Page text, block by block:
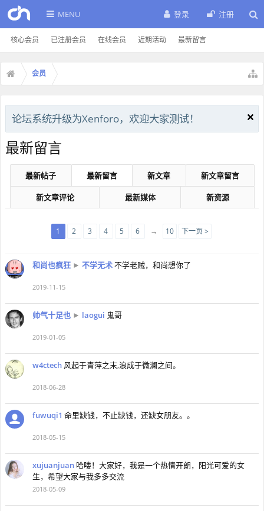
MENU
核心会员 已注册会员 在线会员 近期活动 最新留言
登录 注册
会员
论坛系统升级为Xenforo，欢迎大家测试！
最新留言
最新帖子 最新留言 新文章 新文章留言
新文章评论 最新媒体 新资源
1 2 3 4 5 6 → 10 下一页 >
和尚也疯狂 ► 不学无术不学老贼，和尚想你了
2019-11-15
帅气十足也 ► laogui 鬼哥
2019-01-05
w4ctech 风起于青萍之末,浪成于微澜之间。
2018-06-28
fuwuqi1 命里缺钱，不止缺钱，还缺女朋友。。
2018-05-15
xujuanjuan 哈喽！大家好，我是一个热情开朗，阳光可爱的女
生，希望大家与我多多交流
2018-05-09